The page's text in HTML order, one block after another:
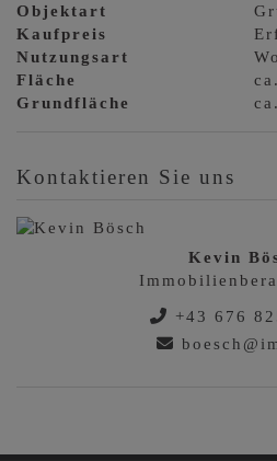
Objektart
Kaufpreis
Nutzungsart
Fläche
Grundfläche
Kontaktieren Sie uns
Kevin
+43 676